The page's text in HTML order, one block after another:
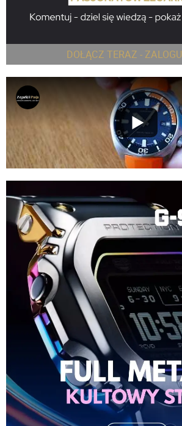
DOŁĄCZ TERAZ -